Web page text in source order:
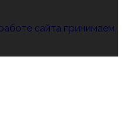
сайта принимаем